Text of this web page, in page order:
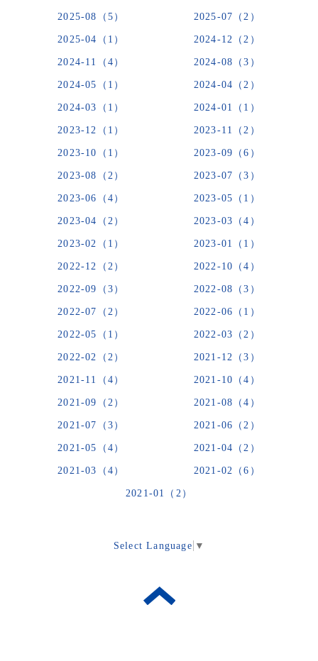
2025-08（5） 2025-07（2）
2025-04（1） 2024-12（2）
2024-11（4） 2024-08（3）
2024-05（1） 2024-04（2）
2024-03（1） 2024-01（1）
2023-12（1） 2023-11（2）
2023-10（1） 2023-09（6）
2023-08（2） 2023-07（3）
2023-06（4） 2023-05（1）
2023-04（2） 2023-03（4）
2023-02（1） 2023-01（1）
2022-12（2） 2022-10（4）
2022-09（3） 2022-08（3）
2022-07（2） 2022-06（1）
2022-05（1） 2022-03（2）
2022-02（2） 2021-12（3）
2021-11（4） 2021-10（4）
2021-09（2） 2021-08（4）
2021-07（3） 2021-06（2）
2021-05（4） 2021-04（2）
2021-03（4） 2021-02（6）
2021-01（2）
Select Language ▼